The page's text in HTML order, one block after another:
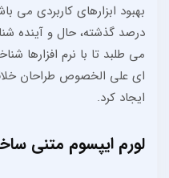
بهبود ابزارهای کاربردی
درصد گذشته، حال و آینده
می طلبد تا با نرم افزارها
ای علی الخصوص طراحان
ایجاد کرد.
لورم ایپسوم متنی